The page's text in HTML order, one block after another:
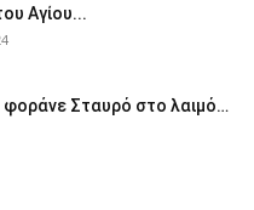
Αγίου...
φοράνε Σταυρό στο λαιμό…